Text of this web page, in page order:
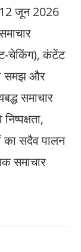
12 जून 2026
चेकिंग), कंटेंट
समझ और
समाचार
का सदैव पालन
समाचार